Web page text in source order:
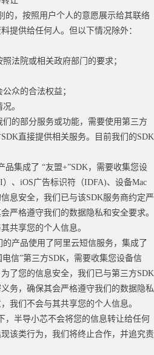
的，按照用户个人的意愿展示给其联络
提供给任何人。但以下情况除外：
法院或相关政府部门的要求；
众的合法权益；
。
的部分服务或功能，需要使用第三方
直接提供相关服务。目前我们的SDK
品集成了 “友盟+”SDK，需要收集您设
、iOS广告标识符（IDFA)、设备Mac
息安全，我们已与该SDK服务商约定严
严格遵守我们的数据隐私和安全要求。
共享您的个人信息。
产品使用了阿里云短信服务，集成了
电信”第三方SDK，需要收集您设备信
了您的信息安全，我们已与第三方SDK
务，确保其会严格遵守我们的数据隐私
我们不会与其共享您的个人信息。
，半导小芯不会将您的信息转让给任何
该类行为，我们将终止合作，并追究责